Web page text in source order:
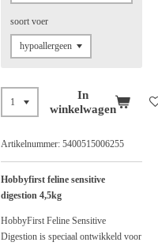
soort voer
In
winkelwagen
Artikelnummer: 5400515006255
Hobbyfirst feline sensitive
digestion 4,5kg
HobbyFirst Feline Sensitive
Digestion is speciaal ontwikkeld voor